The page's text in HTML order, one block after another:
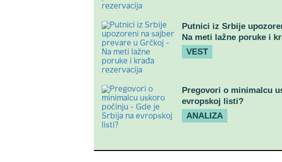
Putnici iz Srbije
Na meti lažne poruke i
VEST
Pregovori o minimalcu
evropskoj listi?
ANALIZA